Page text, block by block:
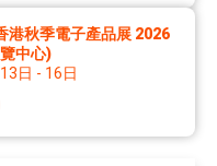
港秋季電子產品展 2026
中心)
日 - 16日